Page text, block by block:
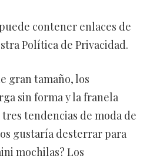
contener enlaces de
Política de Privacidad.
gran tamaño, los
sin forma y la franela
tendencias de moda de
gustaría desterrar para
mochilas? Los